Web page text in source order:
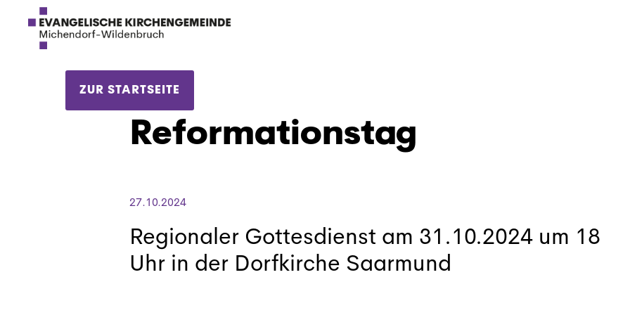
ZUR STARTSEITE
Reformationstag
27.10.2024
Regionaler Gottesdienst am 31.10.2024 um 18
Uhr in der Dorfkirche Saarmund